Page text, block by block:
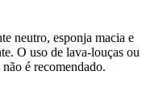
neutro, esponja macia e
O uso de lava-louças ou
é recomendado.